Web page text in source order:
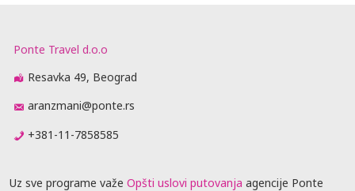
Ponte Travel d.o.o
Resavka 49, Beograd
aranzmani@ponte.rs
+381-11-7858585
Uz sve programe važe Opšti uslovi putovanja agencije Ponte